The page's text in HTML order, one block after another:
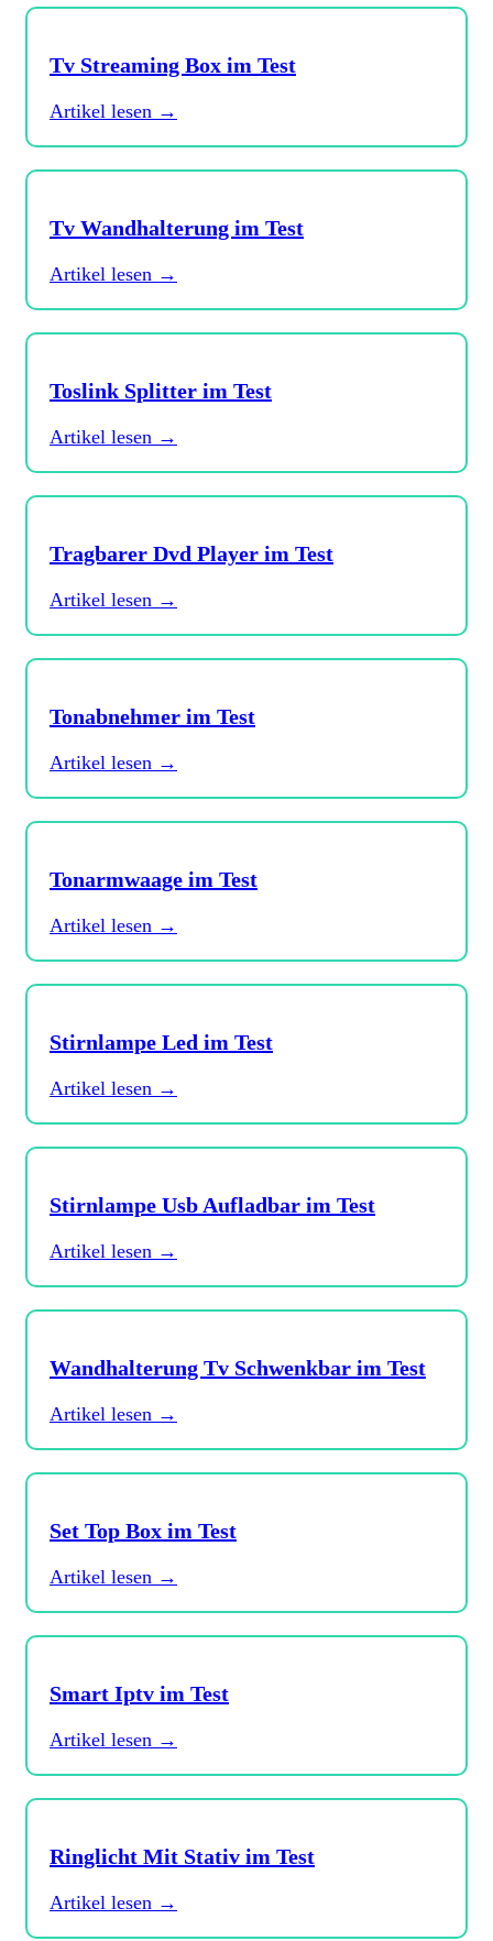
Tv Streaming Box im Test
Artikel lesen →
Tv Wandhalterung im Test
Artikel lesen →
Toslink Splitter im Test
Artikel lesen →
Tragbarer Dvd Player im Test
Artikel lesen →
Tonabnehmer im Test
Artikel lesen →
Tonarmwaage im Test
Artikel lesen →
Stirnlampe Led im Test
Artikel lesen →
Stirnlampe Usb Aufladbar im Test
Artikel lesen →
Wandhalterung Tv Schwenkbar im Test
Artikel lesen →
Set Top Box im Test
Artikel lesen →
Smart Iptv im Test
Artikel lesen →
Ringlicht Mit Stativ im Test
Artikel lesen →